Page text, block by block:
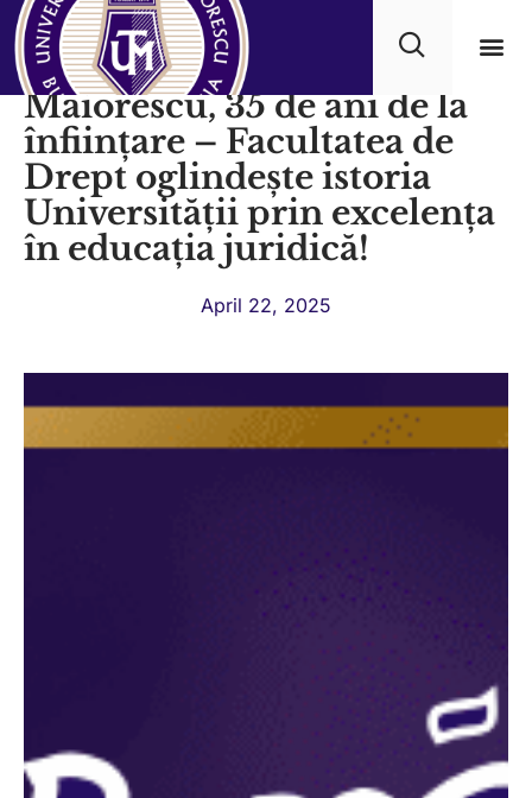
Universitatea Titu
Maiorescu, 35 de ani de la
înființare – Facultatea de
Drept oglindește istoria
Universității prin excelența
în educația juridică!
April 22, 2025